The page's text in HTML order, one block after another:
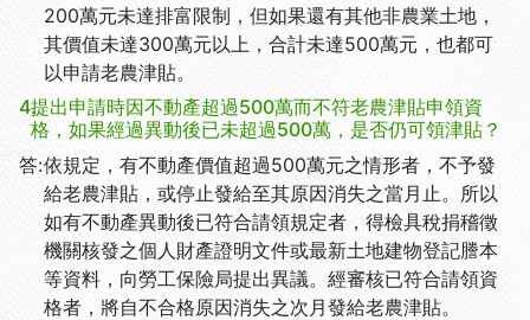
200萬元未達排富限制，但如果還有其他非農業土地，
其價值未達300萬元以上，合計未達500萬元，也都可
以申請老農津貼。
4.提出申請時因不動產超過500萬而不符老農津貼申領資
格，如果經過異動後已未超過500萬，是否仍可領津貼？
答:依規定，有不動產價值超過500萬元之情形者，不予發
給老農津貼，或停止發給至其原因消失之當月止。所以
如有不動產異動後已符合請領規定者，得檢具稅捐稽徵
機關核發之個人財產證明文件或最新土地建物登記謄本
等資料，向勞工保險局提出異議。經審核已符合請領資
格者，將自不合格原因消失之次月發給老農津貼。